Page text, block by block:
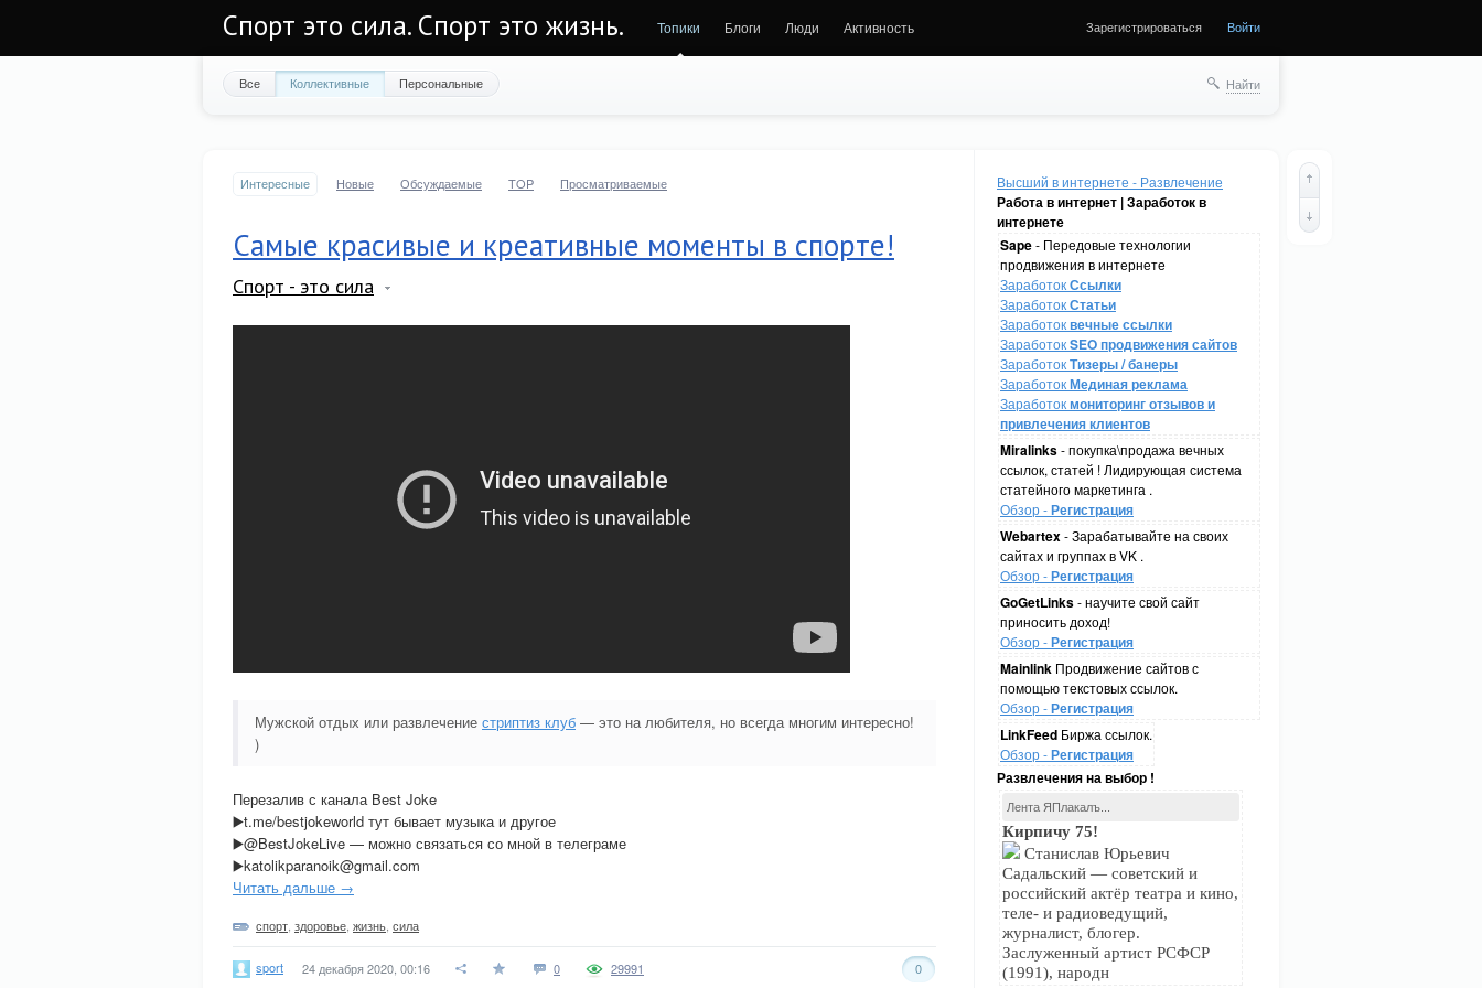
Спорт это сила. Спорт это жизнь. Топики Блоги Люди Активность Зарегистрироваться Войти
Все Коллективные Персональные Найти
Высший в интернете - Развлечение
Работа в интернет | Заработок в
интернете
Sape- Передовые технологии
продвижения в интернете
ЗаработокСсылки
ЗаработокСтатьи
Заработоквечные ссылки
ЗаработокSEO продвижения сайтов
ЗаработокТизеры / банеры
ЗаработокМединая реклама
Заработокмониторинг отзывов и
привлечения клиентов
Miralinks- покупка\продажа вечных
ссылок, статей ! Лидирующая система
статейного маркетинга .
Обзор -Регистрация
Webartex- Зарабатывайте на своих
сайтах и группах в VK .
Обзор -Регистрация
GoGetLinks- научите свой сайт
приносить доход!
Обзор -Регистрация
Mainlink Продвижение сайтов с
помощью текстовых ссылок.
Обзор -Регистрация
LinkFeed Биржа ссылок.
Обзор -Регистрация
Развлечения на выбор !
Лента ЯПлакалъ...
Кирпичу 75!
Станислав Юрьевич
Садальский — советский и
российский актёр театра и кино,
теле- и радиоведущий,
журналист, блогер.
Заслуженный артист РСФСР
(1991), народн
Интересные Новые Обсуждаемые TOP Просматриваемые
Самые красивые и креативные моменты в спорте!
Спорт - это сила
Мужской отдых или развлечение стриптиз клуб — это на любителя, но всегда многим интересно!
)
Перезалив с канала Best Joke
▶️t.me/bestjokeworld тут бывает музыка и другое
▶️@BestJokeLive — можно связаться со мной в телеграме
▶️katolikparanoik@gmail.com
Читать дальше →
спорт здоровье жизнь сила
sport 24 декабря 2020, 00:16 0 0
29991